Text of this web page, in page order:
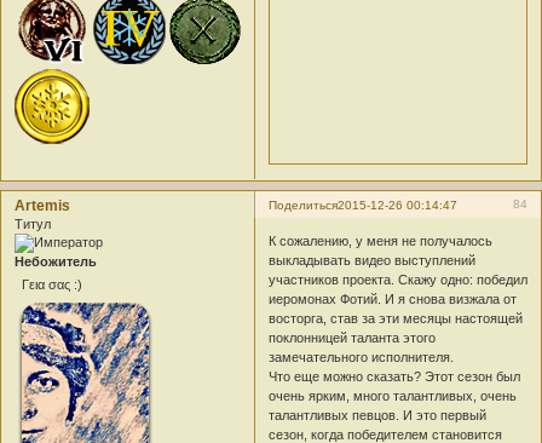
Поделиться 84
2015-12-26 00:14:47
Artemis
Титул
Небожитель
Γεια σας :)
К сожалению, у меня не получалось
выкладывать видео выступлений
участников проекта. Скажу одно: победил
иеромонах Фотий. И я снова визжала от
восторга, став за эти месяцы настоящей
поклонницей таланта этого
замечательного исполнителя.
Что еще можно сказать? Этот сезон был
очень ярким, много талантливых, очень
талантливых певцов. И это первый
сезон, когда победителем становится